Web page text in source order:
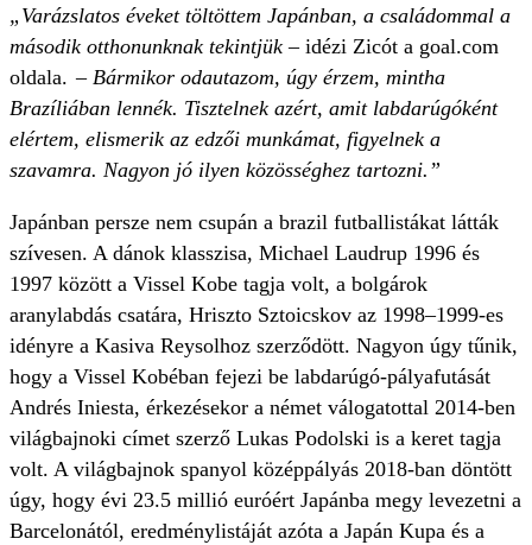
„Varázslatos éveket töltöttem Japánban, a családommal a
második otthonunknak tekintjük – idézi Zicót a goal.com
oldala.– Bármikor odautazom, úgy érzem, mintha
Brazíliában lennék. Tisztelnek azért, amit labdarúgóként
elértem, elismerik az edzői munkámat, figyelnek a
szavamra. Nagyon jó ilyen közösséghez tartozni.”
Japánban persze nem csupán a brazil futballistákat látták
szívesen. A dánok klasszisa, Michael Laudrup 1996 és
1997 között a Vissel Kobe tagja volt, a bolgárok
aranylabdás csatára, Hriszto Sztoicskov az 1998–1999-es
idényre a Kasiva Reysolhoz szerződött. Nagyon úgy tűnik,
hogy a Vissel Kobéban fejezi be labdarúgó-pályafutását
Andrés Iniesta, érkezésekor a német válogatottal 2014-ben
világbajnoki címet szerző Lukas Podolski is a keret tagja
volt. A világbajnok spanyol középpályás 2018-ban döntött
úgy, hogy évi 23.5 millió euróért Japánba megy levezetni a
Barcelonától, eredménylistáját azóta a Japán Kupa és a